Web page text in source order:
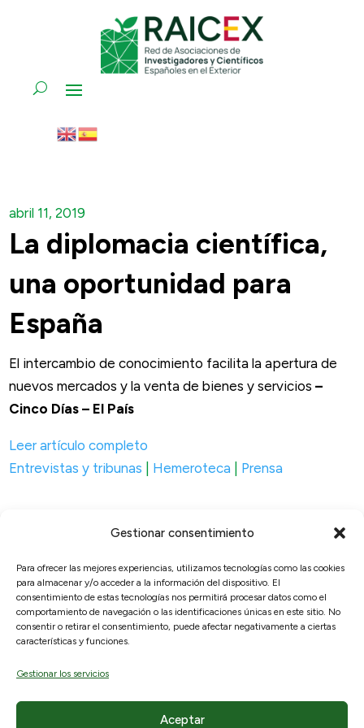
Gestionar consentimiento
Para ofrecer las mejores experiencias, utilizamos tecnologías como las cookies
para almacenar y/o acceder a la información del dispositivo. El
consentimiento de estas tecnologías nos permitirá procesar datos como el
comportamiento de navegación o las identificaciones únicas en este sitio. No
consentir o retirar el consentimiento, puede afectar negativamente a ciertas
características y funciones.
Gestionar los servicios
Aceptar
abril 11, 2019
La diplomacia científica,
una oportunidad para
España
El intercambio de conocimiento facilita la apertura de
nuevos mercados y la venta de bienes y servicios–
Cinco Días – El País
Leer artículo completo
Entrevistas y tribunas
Hemeroteca Prensa
© 2026, RAICEX, Madrid, España.
Enlaces útiles
Política de cookies